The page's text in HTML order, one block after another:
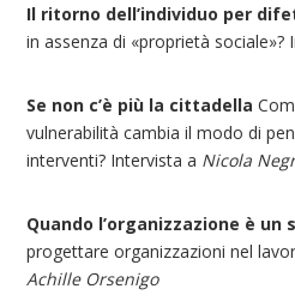
Il ritorno dell’individuo per
in assenza di «proprietà sociale»?
Se non c’è più la cittadella
vulnerabilità cambia il modo di
interventi? Intervista a Nicola
Quando l’organizzazione è un
progettare organizzazioni nel
Achille Orsenigo